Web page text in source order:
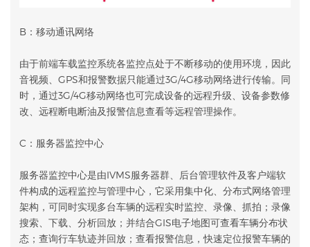
B：移动通讯网络
由于前端车载监控系统各监控点处于不断移动的使用环境，因此
音视频、GPS和报警数据只能通过3G/4G移动网络进行传输。同
时，通过3G/4G移动网络也可完成设备的远程升级、设备参数修
改、远程断电断油及报警信息查看等远程管理操作。
C：服务器监控中心
服务器监控中心是由IVMS服务器群、后台管理软件及客户端软
件构成的远程监控与管理中心，它采用集中化、分布式网络管理
架构，可同时实现多台车辆的远程实时监控、录像、抓拍；录像
搜索、下载、分析回放；并结合GIS电子地图可查看车辆分布状
态；查询行车轨迹并回放；查看报警信息，快速定位报警车辆的